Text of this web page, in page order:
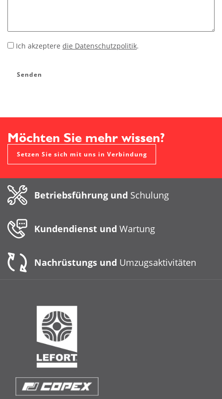
Ich akzeptere die Datenschutzpolitik.
Senden
Möchten Sie mehr wissen?
Setzen Sie sich mit uns in Verbindung
Betriebsführung und Schulung
Kundendienst und Wartung
Nachrüstungs und Umzugsaktivitäten